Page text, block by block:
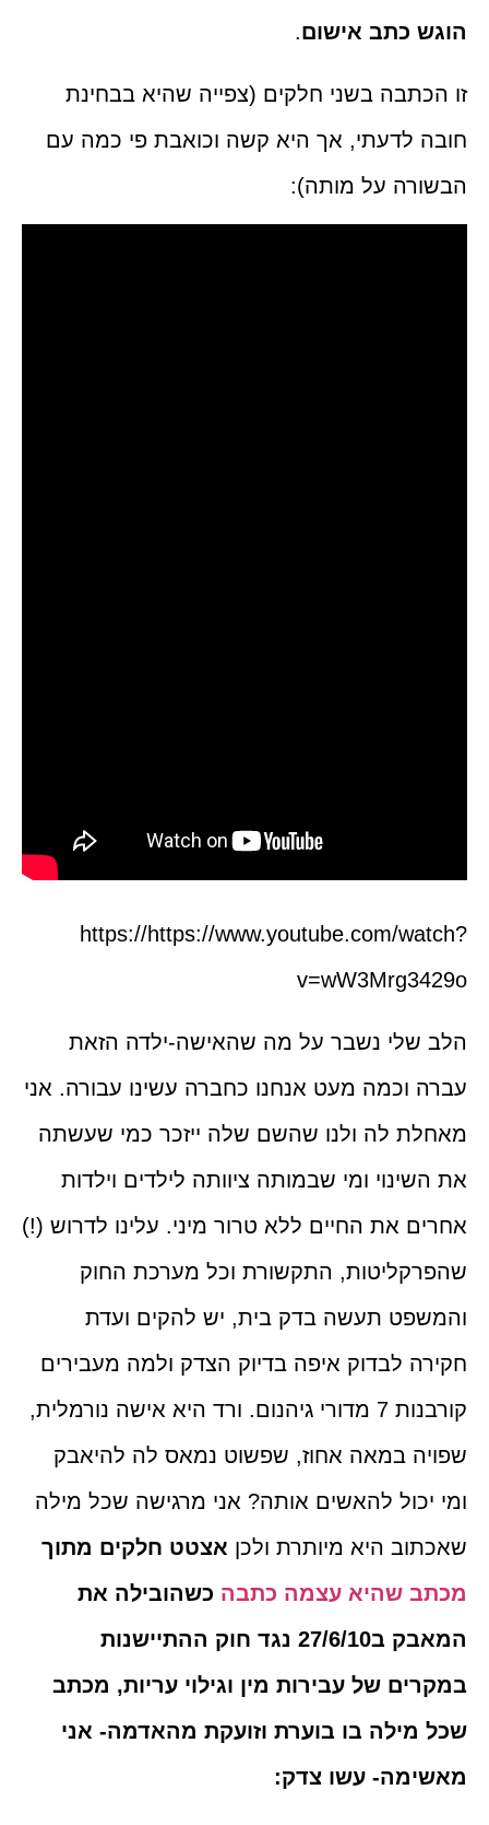
הוגש כתב אישום.
זו הכתבה בשני חלקים (צפייה שהיא בבחינת
חובה לדעתי, אך היא קשה וכואבת פי כמה עם
הבשורה על מותה):
https://https://www.youtube.com/watch?
v=wW3Mrg3429o
הלב שלי נשבר על מה שהאישה-ילדה הזאת
עברה וכמה מעט אנחנו כחברה עשינו עבורה. אני
מאחלת לה ולנו שהשם שלה ייזכר כמי שעשתה
את השינוי ומי שבמותה ציוותה לילדים וילדות
אחרים את החיים ללא טרור מיני. עלינו לדרוש (!)
שהפרקליטות, התקשורת וכל מערכת החוק
והמשפט תעשה בדק בית, יש להקים ועדת
חקירה לבדוק איפה בדיוק הצדק ולמה מעבירים
קורבנות 7 מדורי גיהנום. ורד היא אישה נורמלית,
שפויה במאה אחוז, שפשוט נמאס לה להיאבק
ומי יכול להאשים אותה? אני מרגישה שכל מילה
שאכתוב היא מיותרת ולכן אצטט חלקים מתוך
מכתב שהיא עצמה כתבה כשהובילה את
המאבק ב27/6/10 נגד חוק ההתיישנות
במקרים של עבירות מין וגילוי עריות, מכתב
שכל מילה בו בוערת וזועקת מהאדמה- אני
מאשימה- עשו צדק: